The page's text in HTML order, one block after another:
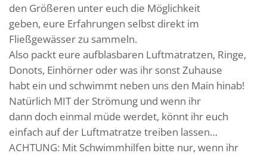
den Größeren unter euch die Möglichkeit
geben, eure Erfahrungen selbst direkt im
Fließgewässer zu sammeln.
Also packt eure aufblasbaren Luftmatratzen, Ringe,
Donots, Einhörner oder was ihr sonst Zuhause
habt ein und schwimmt neben uns den Main hinab!
Natürlich MIT der Strömung und wenn ihr
dann doch einmal müde werdet, könnt ihr euch
einfach auf der Luftmatratze treiben lassen…
ACHTUNG: Mit Schwimmhilfen bitte nur, wenn ihr